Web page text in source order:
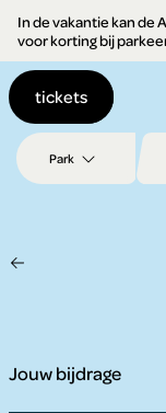
Ga naar
content
Ga
naar
zoeken
Ga
naar
footer
In de vakantie kan de
voor korting bij
Park
tickets
terug naar Zorg
Jouw bijdrage